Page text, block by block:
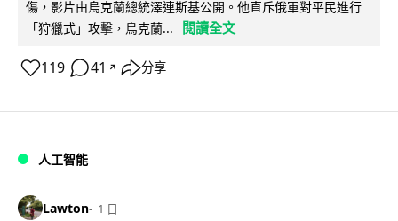
傷，影片由烏克蘭總統澤連斯基公開。他直斥俄軍對平民進行
「狩獵式」攻擊，烏克蘭...
閱讀全文
119 41 ↗ 分享
人工智能
Lawton 1 日